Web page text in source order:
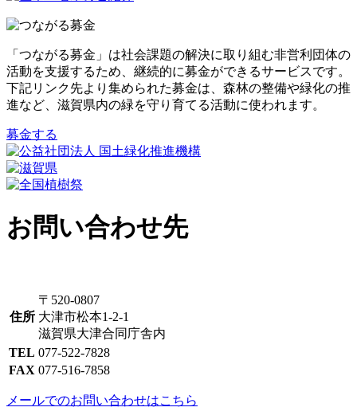
「つながる募金」は社会課題の解決に取り組む非営利団体の
活動を支援するため、継続的に募金ができるサービスです。
下記リンク先より集められた募金は、森林の整備や緑化の推
進など、滋賀県内の緑を守り育てる活動に使われます。
募金する
お問い合わせ先
住所
〒520-0807
大津市松本1-2-1
滋賀県大津合同庁舎内
TEL 077-522-7828
FAX 077-516-7858
メールでのお問い合わせはこちら